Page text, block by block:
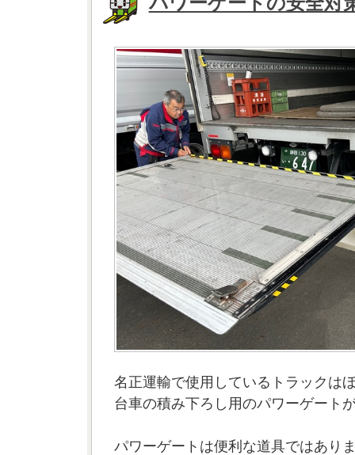
名正運輸で使用しているトラックは
台車の積み下ろし用のパワーゲート
パワーゲートは便利な道具ではあり